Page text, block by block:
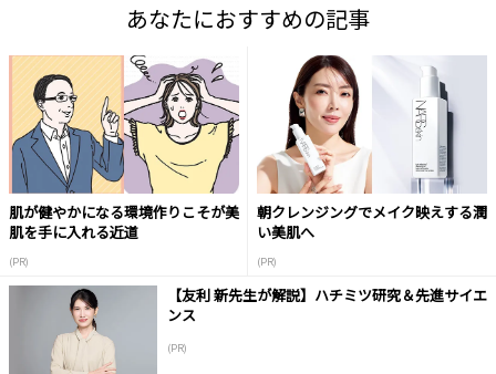
あなたにおすすめの記事
肌が健やかになる環境作りこそが美
肌を手に入れる近道
(PR)
朝クレンジングでメイク映えする潤
い美肌へ
(PR)
【友利 新先生が解説】ハチミツ研究＆先進サイエ
ンス
(PR)